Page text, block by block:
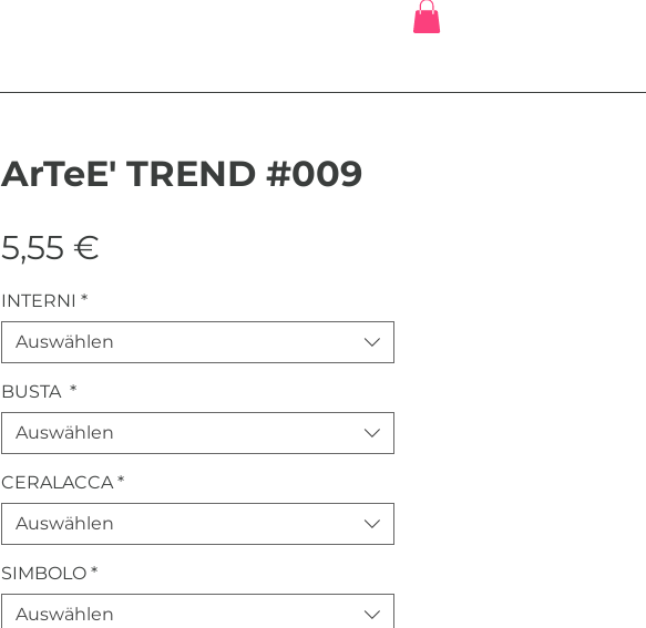
ArTeE' TREND #009
5,55 €
INTERNI *
Auswählen
BUSTA *
Auswählen
CERALACCA *
Auswählen
SIMBOLO *
Auswählen